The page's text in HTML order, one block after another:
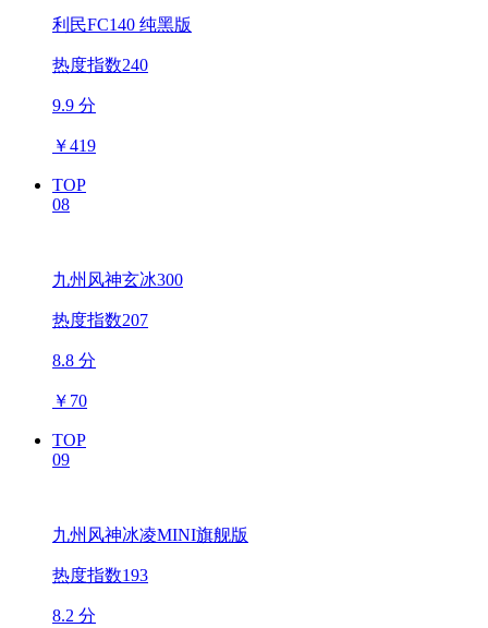
利民FC140 纯黑版
热度指数240
9.9 分
￥419
TOP
08
九州风神玄冰300
热度指数207
8.8 分
￥ 70
TOP
09
九州风神冰凌MINI旗舰版
热度指数193
8.2 分